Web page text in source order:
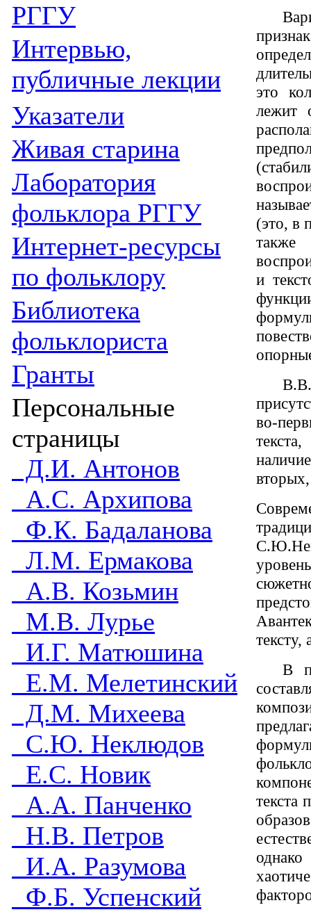
РГГУ
Интервью,
публичные лекции
Указатели
Живая cтарина
Лаборатория
фольклора РГГУ
Интернет-ресурсы
по фольклору
Библиотека
фольклориста
Гранты
Персональные
страницы
Д.И. Антонов
А.С. Архипова
Ф.К. Бадаланова
Л.М. Ермакова
А.В. Козьмин
М.В. Лурье
И.Г. Матюшина
Е.М. Мелетинский
Д.М. Михеева
С.Ю. Неклюдов
Е.С. Новик
А.А. Панченко
Н.В. Петров
И.А. Разумова
Ф.Б. Успенский
это
лежит
(это, в
и
во-
В
текста